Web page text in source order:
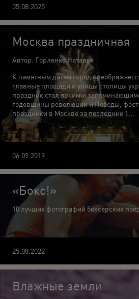
05.08.2025
Москва праздничная
Автор: Горленко Наталья
К памятным датам город
главные площади и улицы столицы
праздник стал ярким и
годовщины революции и Победы,
праздники в Москве за последние 1...
06.09.2019
«Бокс!»
10 лучших фотографий боксерских
25.08.2022
Влажные земли